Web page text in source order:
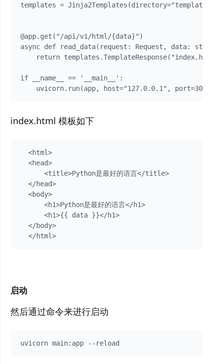
templates = Jinja2Templates(directory="templates")
@app.get("/api/v1/html/{data}")
async def read_data(request: Request, data: str):
return
if __name__ == '__main__':
index.html 模板如下
  <html>
  <head>
      <title>Python是最好的语言</title>
  </head>
  <body>
      <h1>Python是最好的语言</h1>
      <h1>{{ data }}</h1>
  </body>
启动
然后通过命令来进行启动